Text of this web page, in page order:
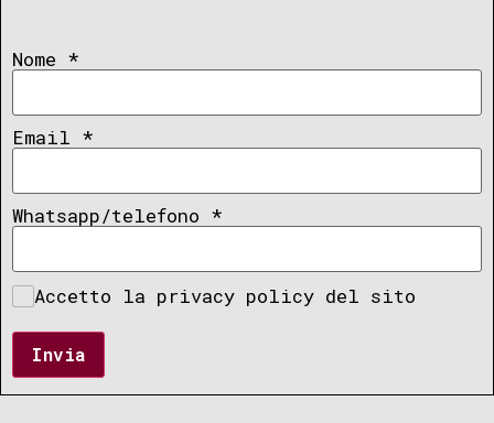
Nome *
Email *
Whatsapp/telefono *
Accetto la privacy policy del sito
Invia